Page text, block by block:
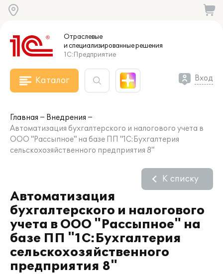
Отраслевые
и специализированныерешения
1С:Предприятие
Каталог Вход
Главная
Внедрения
Автоматизация бухгалтерского и налогового учета в
ООО "Рассыпное" на базе ПП "1С:Бухгалтерия
сельскохозяйственного предприятия 8"
Автоматизация
бухгалтерского и налогового
учета в ООО "Рассыпное" на
базе ПП "1С:Бухгалтерия
сельскохозяйственного
предприятия 8"
К списку